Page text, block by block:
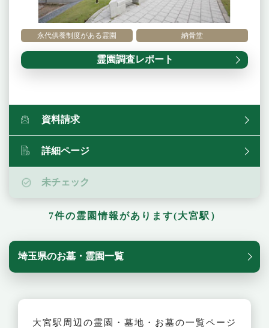
永代供養制度がある霊園 納骨堂
霊園調査レポート
資料請求
詳細ページ
未チェック
7件の霊園情報があります(大宮駅）
埼玉県のお墓・霊園一覧
大宮駅周辺の霊園・墓地・お墓の一覧ページ